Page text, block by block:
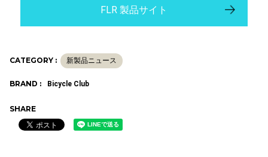
FLR 製品サイト
CATEGORY : 新製品ニュース
BRAND : Bicycle Club
SHARE